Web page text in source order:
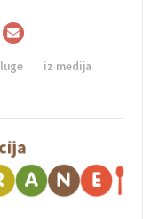
iz medija